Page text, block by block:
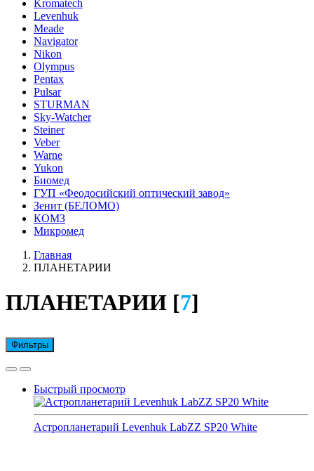
Kromatech
Levenhuk
Meade
Navigator
Nikon
Olympus
Pentax
Pulsar
STURMAN
Sky-Watcher
Steiner
Veber
Warne
Yukon
Биомед
ГУП «Феодосийский оптический завод»
Зенит (БЕЛОМО)
КОМЗ
Микромед
Главная
ПЛАНЕТАРИИ
ПЛАНЕТАРИИ [7]
Фильтры
Быстрый просмотр
Астропланетарий Levenhuk LabZZ SP20 White